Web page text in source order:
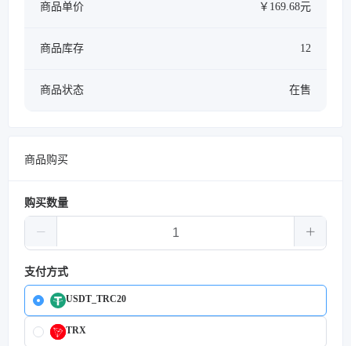
商品单价 ￥169.68元
商品库存 12
商品状态 在售
商品购买
购买数量
支付方式
USDT_TRC20
TRX